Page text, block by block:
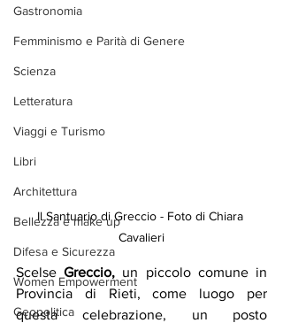
Gastronomia
Femminismo e Parità di Genere
Scienza
Letteratura
Viaggi e Turismo
Libri
Architettura
Bellezza e make up
Difesa e Sicurezza
Women Empowerment
Geopolitica
Il Santuario di Greccio - Foto di Chiara
Cavalieri
Scelse Greccio, un piccolo comune in
Provincia di Rieti, come luogo per
questa celebrazione, un posto